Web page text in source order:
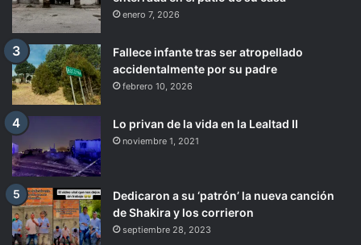
enero 7, 2026
Fallece infante tras ser atropellado
accidentalmente por su padre
febrero 10, 2026
Lo privan de la vida en la Lealtad II
noviembre 1, 2021
Dedicaron a su ‘patrón’ la nueva canción
de Shakira y los corrieron
septiembre 28, 2023